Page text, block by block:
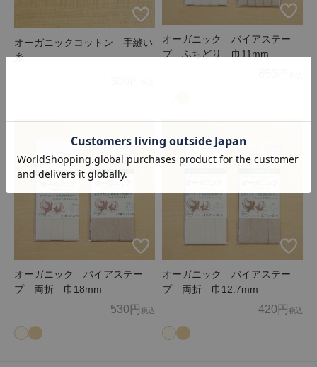
オーガニックコットン 手縫い
糸
オーガニック バイアステー
プ ふちどり 巾11mm
オーガニック バイアステー
プ 両折 巾18mm
530円 税込
オーガニック バイアステー
プ 両折 巾12.7mm
420円 税込